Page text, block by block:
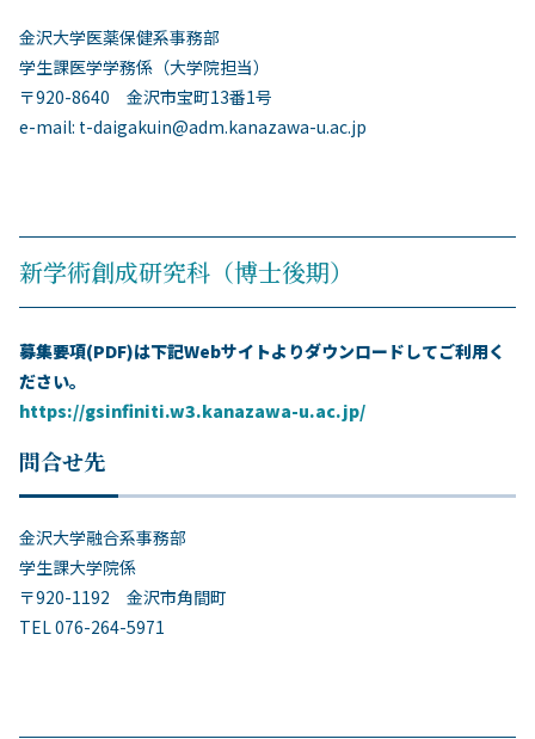
金沢大学医薬保健系事務部
学生課医学学務係（大学院担当）
〒920-8640 金沢市宝町13番1号
e-mail: t-daigakuin@adm.kanazawa-u.ac.jp
新学術創成研究科（博士後期）
募集要項(PDF)は下記Webサイトよりダウンロードしてご利用く
ださい。
https://gsinfiniti.w3.kanazawa-u.ac.jp/
問合せ先
金沢大学融合系事務部
学生課大学院係
〒920-1192 金沢市角間町
TEL 076-264-5971